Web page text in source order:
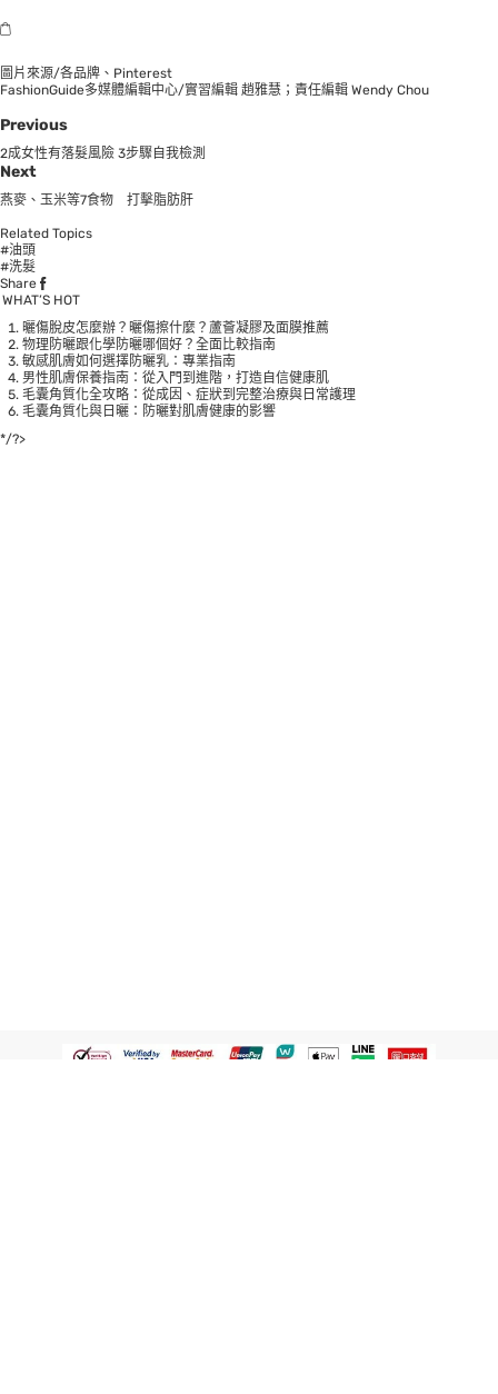
圖片來源/各品牌、Pinterest
FashionGuide多媒體編輯中心/實習編輯 趙雅慧；責任編輯 Wendy Chou
Previous
2成女性有落髮風險 3步驟自我檢測
Next
燕麥、玉米等7食物 打擊脂肪肝
Related Topics
#油頭
#洗髮
Share
WHAT’S HOT
曬傷脫皮怎麼辦？曬傷擦什麼？蘆薈凝膠及面膜推薦
物理防曬跟化學防曬哪個好？全面比較指南
敏感肌膚如何選擇防曬乳：專業指南
男性肌膚保養指南：從入門到進階，打造自信健康肌
毛囊角質化全攻略：從成因、症狀到完整治療與日常護理
毛囊角質化與日曬：防曬對肌膚健康的影響
*/?>